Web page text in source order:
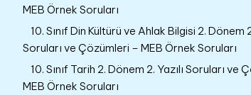
MEB Örnek Soruları
10. Sınıf Din Kültürü ve Ahlak Bilgisi 2. Dönem
Soruları ve Çözümleri – MEB Örnek Soruları
10. Sınıf Tarih 2. Dönem 2. Yazılı Soruları ve
MEB Örnek Soruları